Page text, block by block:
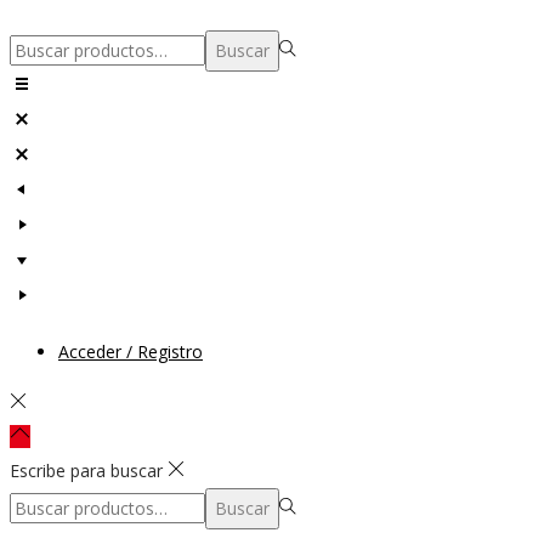
Búsqueda
para:>
Buscar
Acceder / Registro
Escribe para buscar
Búsqueda
Buscar